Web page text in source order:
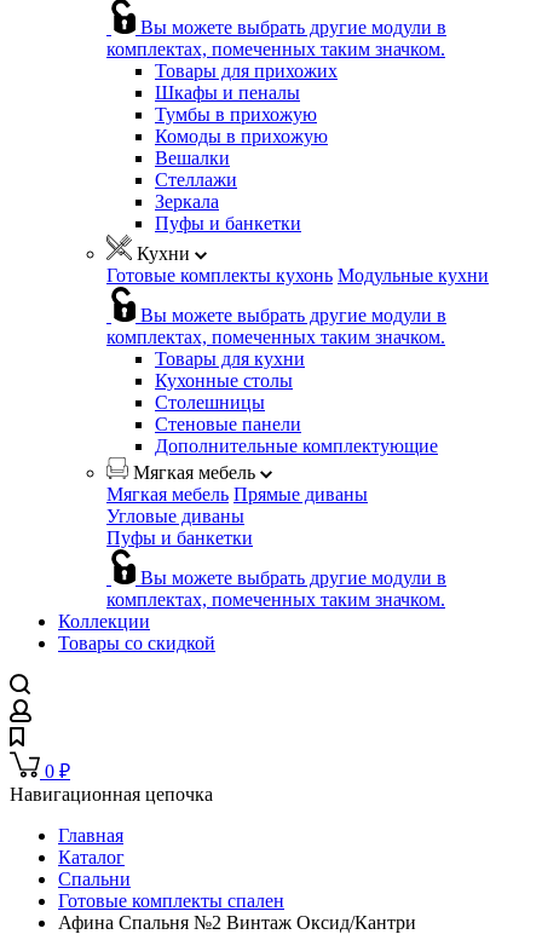
Вы можете выбрать другие модули в
комплектах, помеченных таким значком.
Товары для прихожих
Шкафы и пеналы
Тумбы в прихожую
Комоды в прихожую
Вешалки
Стеллажи
Зеркала
Пуфы и банкетки
Кухни
Готовые комплекты кухонь Модульные кухни
Вы можете выбрать другие модули в
комплектах, помеченных таким значком.
Товары для кухни
Кухонные столы
Столешницы
Стеновые панели
Дополнительные комплектующие
Мягкая мебель
Мягкая мебель Прямые диваны
Угловые диваны
Пуфы и банкетки
Вы можете выбрать другие модули в
комплектах, помеченных таким значком.
Коллекции
Товары со скидкой
0 ₽
Навигационная цепочка
Главная
Каталог
Спальни
Готовые комплекты спален
Афина Спальня №2 Винтаж Оксид/Кантри